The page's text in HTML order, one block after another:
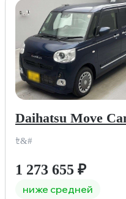
Daihatsu Move
ｾ&#
1 273 655 ₽
ниже средней